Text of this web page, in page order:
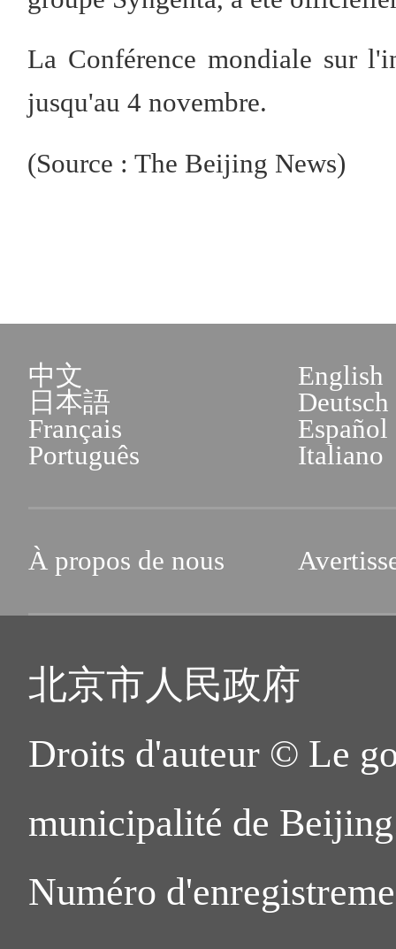
La Conférence mondiale sur
jusqu'au 4 novembre.
(Source : The Beijing News)
中文
English
日本語
Deutsch
Français
Español
Português
Italiano
À propos de nous
北京市人民政府
Droits d'auteur © Le
municipalité de
Numéro